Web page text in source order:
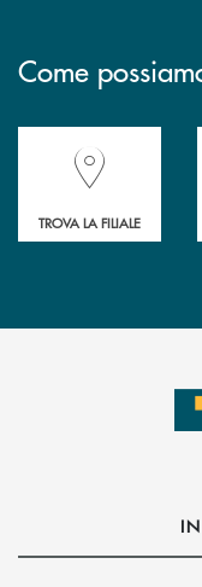
Come
Accedi all' elenco
TROVA LA FILIALE